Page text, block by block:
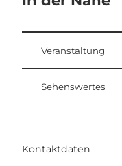
Veranstaltung
Sehenswertes
Kontaktdaten